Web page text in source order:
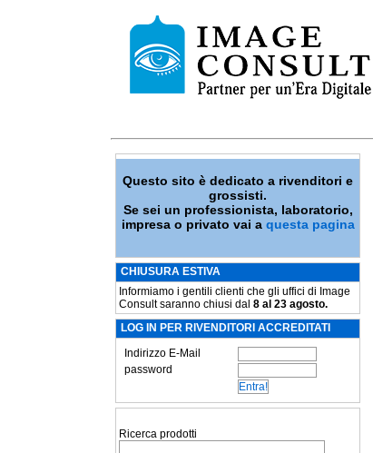
Questo sito è dedicato a rivenditori e
grossisti.
Se sei un professionista, laboratorio,
impresa o privato vai a questa pagina
CHIUSURA ESTIVA
Informiamo i gentili clienti che gli uffici di Image
Consult saranno chiusi dal 8 al 23 agosto.
LOG IN PER RIVENDITORI ACCREDITATI
Indirizzo E-Mail
password
Ricerca prodotti